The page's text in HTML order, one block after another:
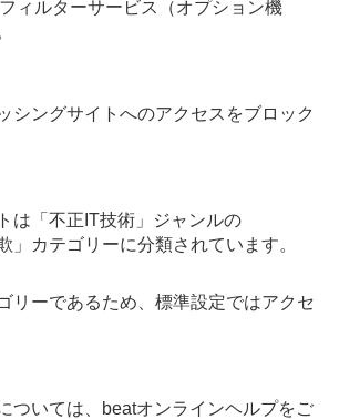
ィルターサービス（オプション機
シングサイトへのアクセスをブロック
は「不正IT技術」ジャンルの
」カテゴリーに分類されています。
リーであるため、標準設定ではアクセ
ついては、beatオンラインヘルプをご